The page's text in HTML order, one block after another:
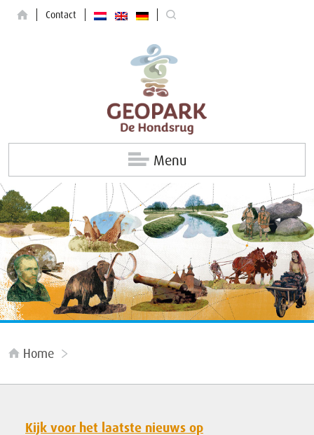
Contact
Menu
Home
Kijk voor het laatste nieuws op